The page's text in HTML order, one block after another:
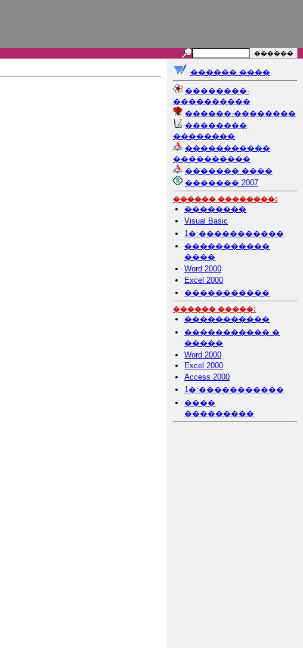
������ ����
��������-
����������
������-��������
��������
��������
�����������
����������
������� ����
������� 2007
������ ��������:
��������
Visual Basic
1�:�����������
�����������
����
Word 2000
Excel 2000
�����������
������ �����:
�����������
����������� �
�����
Word 2000
Excel 2000
Access 2000
1�:�����������
����
���������